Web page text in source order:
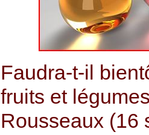
Faudra-t-il
fruits et
Rousseaux (16